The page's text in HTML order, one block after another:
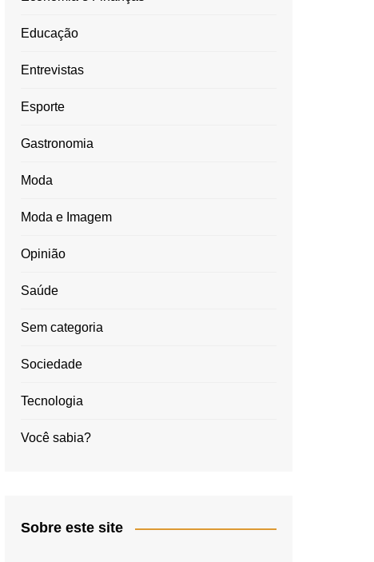
Educação
Entrevistas
Esporte
Gastronomia
Moda
Moda e Imagem
Opinião
Saúde
Sem categoria
Sociedade
Tecnologia
Você sabia?
Sobre este site